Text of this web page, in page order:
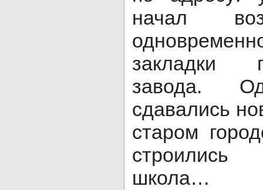
начал
закладки
завода.
сдавались
старом
школа…